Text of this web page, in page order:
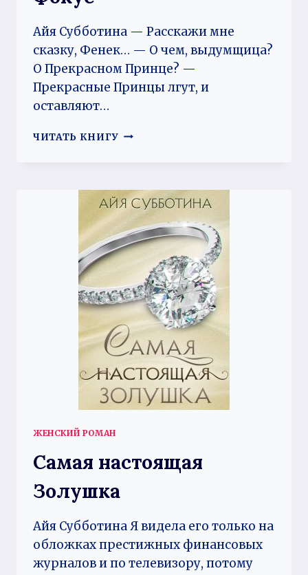
Айя Субботина — Расскажи мне
сказку, Фенек… — О чем, выдумщица?
О Прекрасном Принце? —
Прекрасные Принцы лгут, и
оставляют…
ЧИТАТЬ КНИГУ ФОКУС
ЖЕНСКИЙ РОМАН
Самая настоящая
Золушка
Айя Субботина Я видела его только на
обложках престижных финансовых
журналов и по телевизору, потому